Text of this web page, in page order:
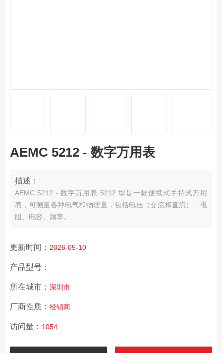
AEMC 5212 - 数字万用表
描述：
AEMC 5212 - 数字万用表 5212 型是一款便携式手持式万用
表，可测量各种电气和物理量，包括电压（交流和直流）、电
阻、电容、频率。
更新时间： 2026-05-10
产品型号：
所在城市： 深圳市
厂商性质： 经销商
访问量： 1054